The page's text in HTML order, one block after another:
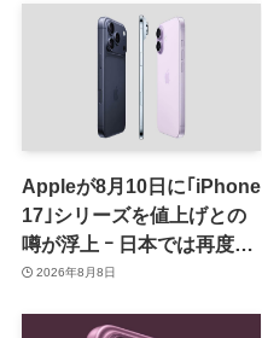
Appleが8月10日に｢iPhone
17｣シリーズを値上げとの
噂が浮上 ｰ 日本では再度値
上げの可能性も?!
2026年8月8日